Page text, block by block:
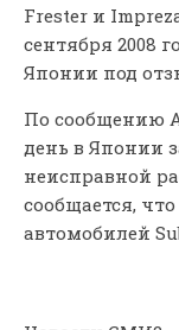
Frester и
сентября 2008
Японии под
По сообщению
день в Японии
неисправной
сообщается,
автомобилей